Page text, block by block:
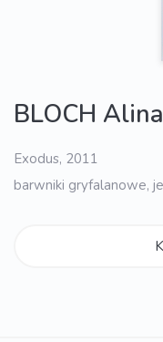
BLOCH Alina
Exodus, 2011
barwniki gryfalanowe,